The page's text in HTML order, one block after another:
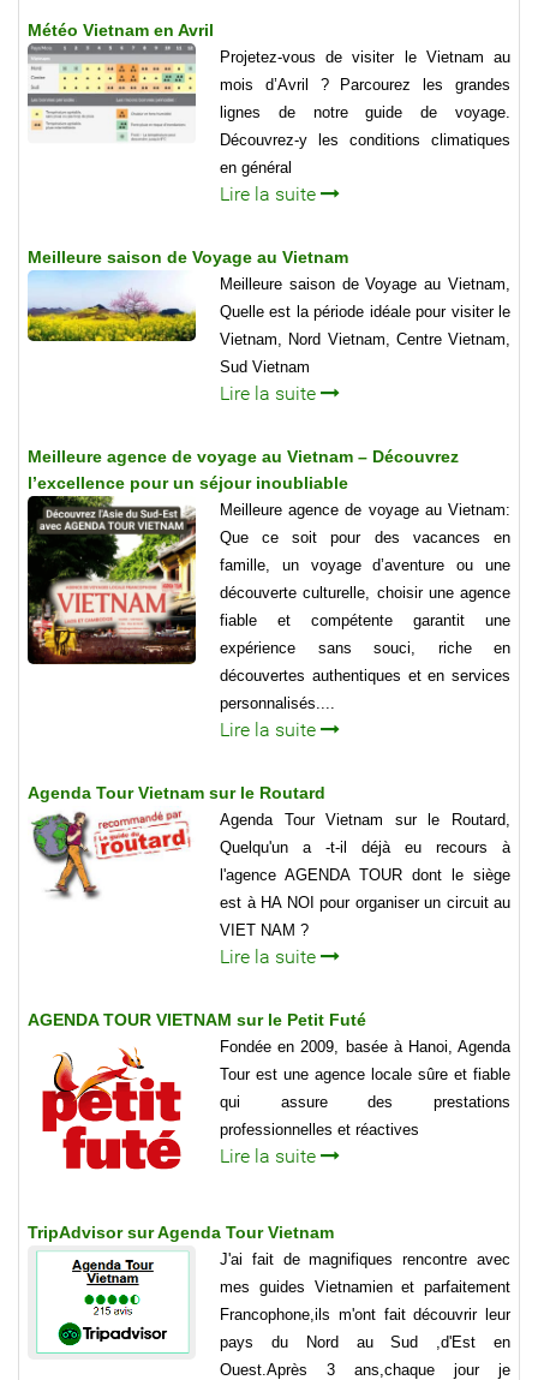
Météo Vietnam en Avril
Projetez-vous de visiter le Vietnam au
mois d’Avril ? Parcourez les grandes
lignes de notre guide de voyage.
Découvrez-y les conditions climatiques
en général
Lire la suite
Meilleure saison de Voyage au Vietnam
Meilleure saison de Voyage au Vietnam,
Quelle est la période idéale pour visiter le
Vietnam, Nord Vietnam, Centre Vietnam,
Sud Vietnam
Lire la suite
Meilleure agence de voyage au Vietnam – Découvrez
l’excellence pour un séjour inoubliable
Meilleure agence de voyage au Vietnam:
Que ce soit pour des vacances en
famille, un voyage d’aventure ou une
découverte culturelle, choisir une agence
fiable et compétente garantit une
expérience sans souci, riche en
découvertes authentiques et en services
personnalisés....
Lire la suite
Agenda Tour Vietnam sur le Routard
Agenda Tour Vietnam sur le Routard,
Quelqu'un a -t-il déjà eu recours à
l'agence AGENDA TOUR dont le siège
est à HA NOI pour organiser un circuit au
VIET NAM ?
Lire la suite
AGENDA TOUR VIETNAM sur le Petit Futé
Fondée en 2009, basée à Hanoi, Agenda
Tour est une agence locale sûre et fiable
qui assure des prestations
professionnelles et réactives
Lire la suite
TripAdvisor sur Agenda Tour Vietnam
J'ai fait de magnifiques rencontre avec
mes guides Vietnamien et parfaitement
Francophone,ils m'ont fait découvrir leur
pays du Nord au Sud ,d'Est en
Ouest.Après 3 ans,chaque jour je